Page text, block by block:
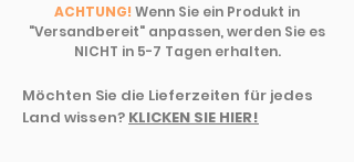
ACHTUNG! Wenn Sie ein Produkt in
"Versandbereit" anpassen, werden Sie es
NICHT in 5-7 Tagen erhalten.
Möchten Sie die Lieferzeiten für jedes
Land wissen? KLICKEN SIE HIER!